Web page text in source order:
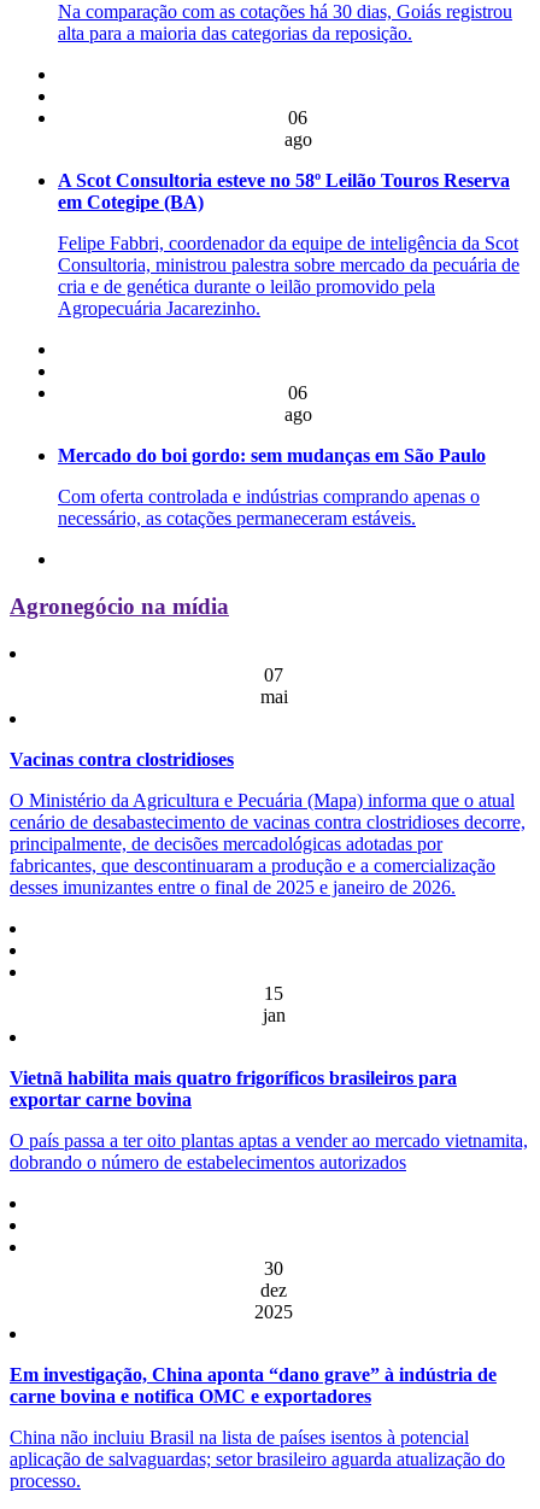
Na comparação com as cotações há 30 dias, Goiás registrou
alta para a maioria das categorias da reposição.
06
ago
A Scot Consultoria esteve no 58º Leilão Touros Reserva
em Cotegipe (BA)
Felipe Fabbri, coordenador da equipe de inteligência da Scot
Consultoria, ministrou palestra sobre mercado da pecuária de
cria e de genética durante o leilão promovido pela
Agropecuária Jacarezinho.
06
ago
Mercado do boi gordo: sem mudanças em São Paulo
Com oferta controlada e indústrias comprando apenas o
necessário, as cotações permaneceram estáveis.
Agronegócio na mídia
07
mai
Vacinas contra clostridioses
O Ministério da Agricultura e Pecuária (Mapa) informa que o atual
cenário de desabastecimento de vacinas contra clostridioses decorre,
principalmente, de decisões mercadológicas adotadas por
fabricantes, que descontinuaram a produção e a comercialização
desses imunizantes entre o final de 2025 e janeiro de 2026.
15
jan
Vietnã habilita mais quatro frigoríficos brasileiros para
exportar carne bovina
O país passa a ter oito plantas aptas a vender ao mercado vietnamita,
dobrando o número de estabelecimentos autorizados
30
dez
2025
Em investigação, China aponta “dano grave” à indústria de
carne bovina e notifica OMC e exportadores
China não incluiu Brasil na lista de países isentos à potencial
aplicação de salvaguardas; setor brasileiro aguarda atualização do
processo.